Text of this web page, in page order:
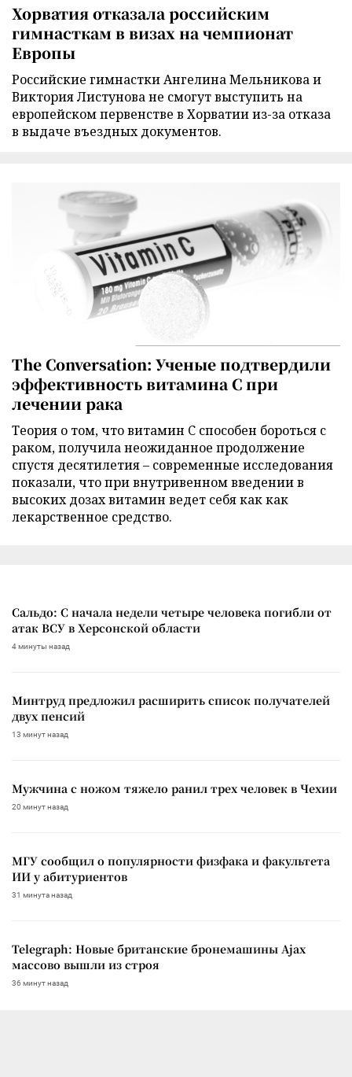
Хорватия отказала российским
гимнасткам в визах на чемпионат
Европы
Российские гимнастки Ангелина Мельникова и
Виктория Листунова не смогут выступить на
европейском первенстве в Хорватии из-за отказа
в выдаче въездных документов.
The Conversation: Ученые подтвердили
эффективность витамина C при
лечении рака
Теория о том, что витамин C способен бороться с
раком, получила неожиданное продолжение
спустя десятилетия – современные исследования
показали, что при внутривенном введении в
высоких дозах витамин ведет себя как как
лекарственное средство.
Сальдо: С начала недели четыре человека погибли от
атак ВСУ в Херсонской области
4 минуты назад
Минтруд предложил расширить список получателей
двух пенсий
13 минут назад
Мужчина с ножом тяжело ранил трех человек в Чехии
20 минут назад
МГУ сообщил о популярности физфака и факультета
ИИ у абитуриентов
31 минута назад
Telegraph: Новые британские бронемашины Ajax
массово вышли из строя
36 минут назад